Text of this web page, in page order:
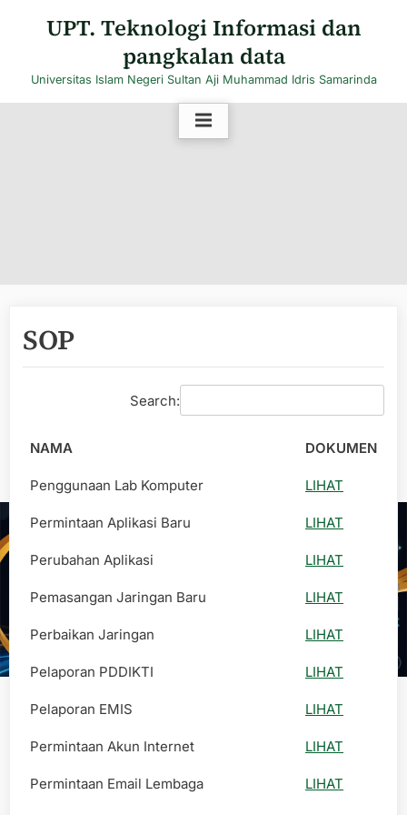
UPT. Teknologi Informasi dan
pangkalan data
Universitas Islam Negeri Sultan Aji Muhammad Idris Samarinda
SOP
Search:
NAMA DOKUMEN
Penggunaan Lab Komputer LIHAT
Permintaan Aplikasi Baru LIHAT
Perubahan Aplikasi LIHAT
Pemasangan Jaringan Baru LIHAT
Perbaikan Jaringan LIHAT
Pelaporan PDDIKTI LIHAT
Pelaporan EMIS LIHAT
Permintaan Akun Internet LIHAT
Permintaan Email Lembaga LIHAT